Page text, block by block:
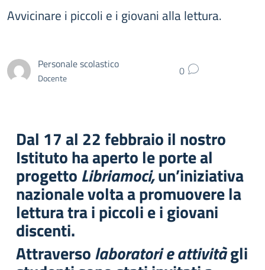
Avvicinare i piccoli e i giovani alla lettura.
Personale scolastico
Docente 0
Dal 17 al 22 febbraio il nostro
Istituto ha aperto le porte al
progetto Libriamoci,un’iniziativa
nazionale volta a promuovere la
lettura tra i piccoli e i giovani
discenti.
Attraversolaboratori e attivitàgli